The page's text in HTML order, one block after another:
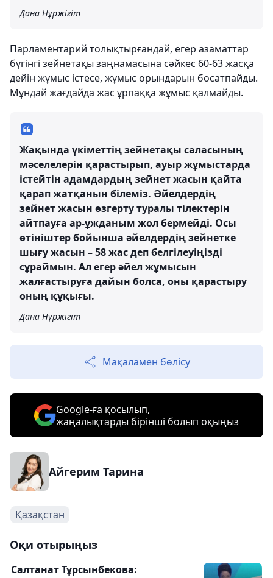
Дана Нұржігіт
Парламентарий толықтырғандай, егер азаматтар
бүгінгі зейнетақы заңнамасына сәйкес 60-63 жасқа
дейін жұмыс істесе, жұмыс орындарын босатпайды.
Мұндай жағдайда жас ұрпаққа жұмыс қалмайды.
Жақында үкіметтің зейнетақы саласының
мәселелерін қарастырып, ауыр жұмыстарда
істейтін адамдардың зейнет жасын қайта
қарап жатқанын білеміз. Әйелдердің
зейнет жасын өзгерту туралы тілектерін
айтпауға ар-ұжданым жол бермейді. Осы
өтініштер бойынша әйелдердің зейнетке
шығу жасын – 58 жас деп белгілеуіңізді
сұраймын. Ал егер әйел жұмысын
жалғастыруға дайын болса, оны қарастыру
оның құқығы.
Дана Нұржігіт
Мақаламен бөлісу
Google-ға қосылып,
жаңалықтарды бірінші болып оқыңыз
Айгерим Тарина
Қазақстан
Оқи отырыңыз
Салтанат Тұрсынбекова: